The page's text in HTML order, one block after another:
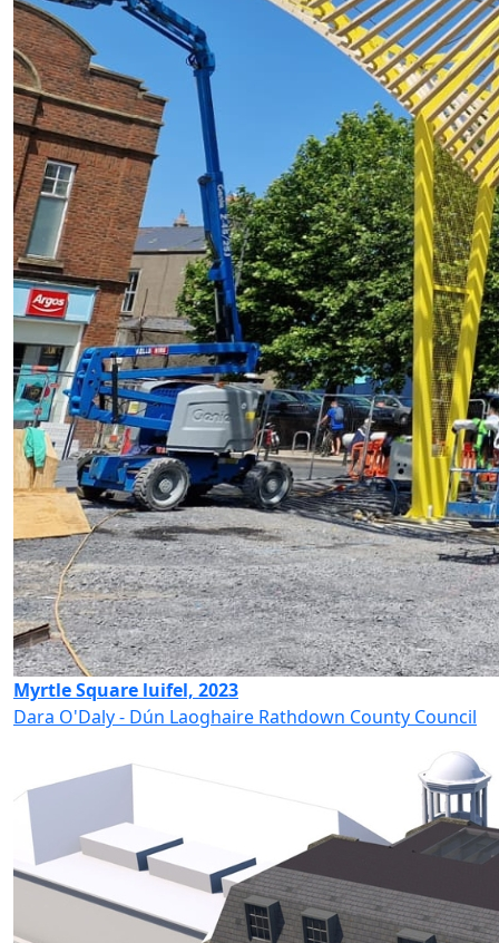
Myrtle Square luifel, 2023
Dara O'Daly - Dún Laoghaire Rathdown County Council